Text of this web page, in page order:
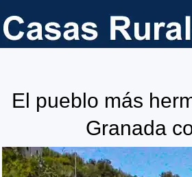
El pueblo más
Granada